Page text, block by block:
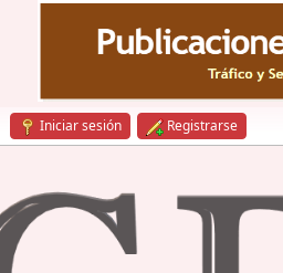
Iniciar sesión Registrarse